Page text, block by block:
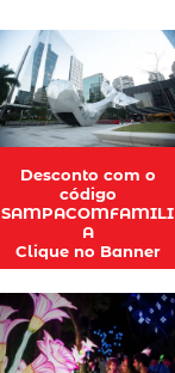
Desconto com o
código
SAMPACOMFAMILI
A
Clique no Banner